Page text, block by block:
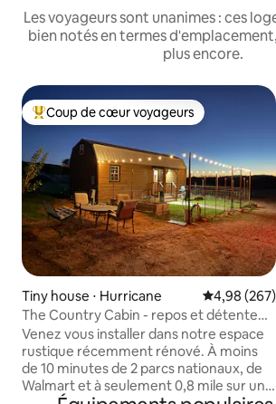
Les voyageurs sont unanimes : ces
bien notés en termes
plus encore.
Coups de cœur voyageurs les plus
Coup de cœur voyageurs
Tiny house ⋅ Hurricane Évaluation
4,98 (267)
The Country Cabin - repos et détente
près des parcs
Venez vous installer dans notre espace
rustique récemment rénové. À moins
de 10 minutes de 2 parcs nationaux, de
Walmart et à seulement 0,8 mile sur une